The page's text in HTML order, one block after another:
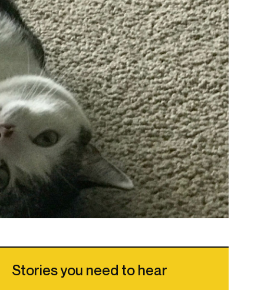
Stories you need to hear